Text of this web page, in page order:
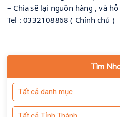
– Chia sẽ lại nguồn hàng , và
Tel : 0332108868 ( Chính chủ )
Tìm